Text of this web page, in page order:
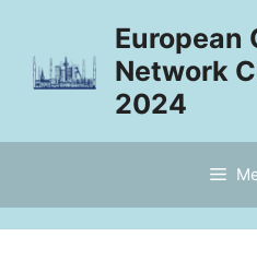
content
European
Network
2024